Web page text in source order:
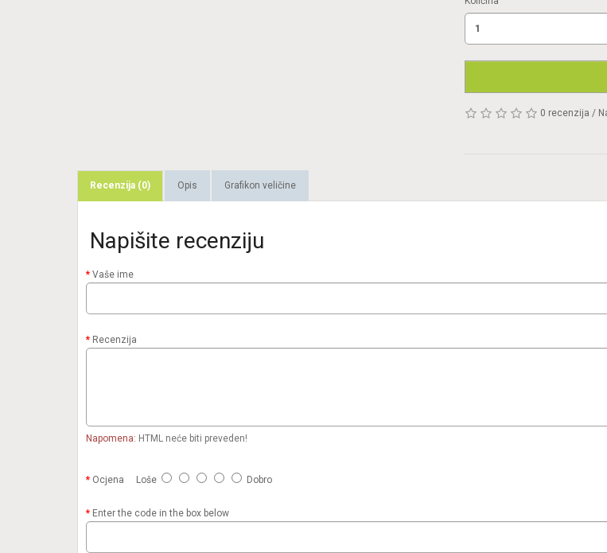
0 recenzija /
Recenzija (0) Opis Grafikon veličine
Napišite recenziju
Vaše ime
Recenzija
Napomena: HTML neće biti preveden!
Ocjena Loše Dobro
Enter the code in the box below